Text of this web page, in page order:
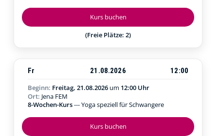
Kurs buchen
(Freie Plätze: 2)
Kurs buchen
Fr 21.08.2026
12:00
Beginn: Freitag, 21.08.2026 um 12:00 Uhr
Ort: Jena FEM
8-Wochen-Kurs--- Yoga speziell für Schwangere